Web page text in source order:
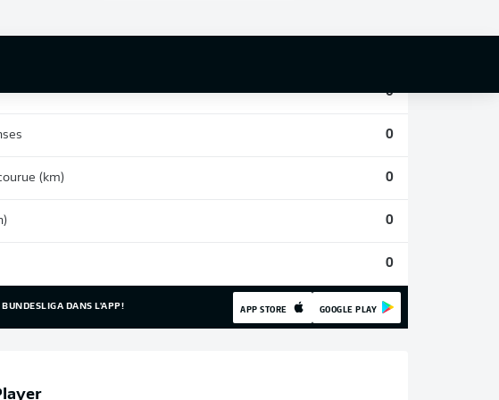
0
0
(km) 0
0
0
BUNDESLIGA DANS L'APP! APP STORE GOOGLE PLAY